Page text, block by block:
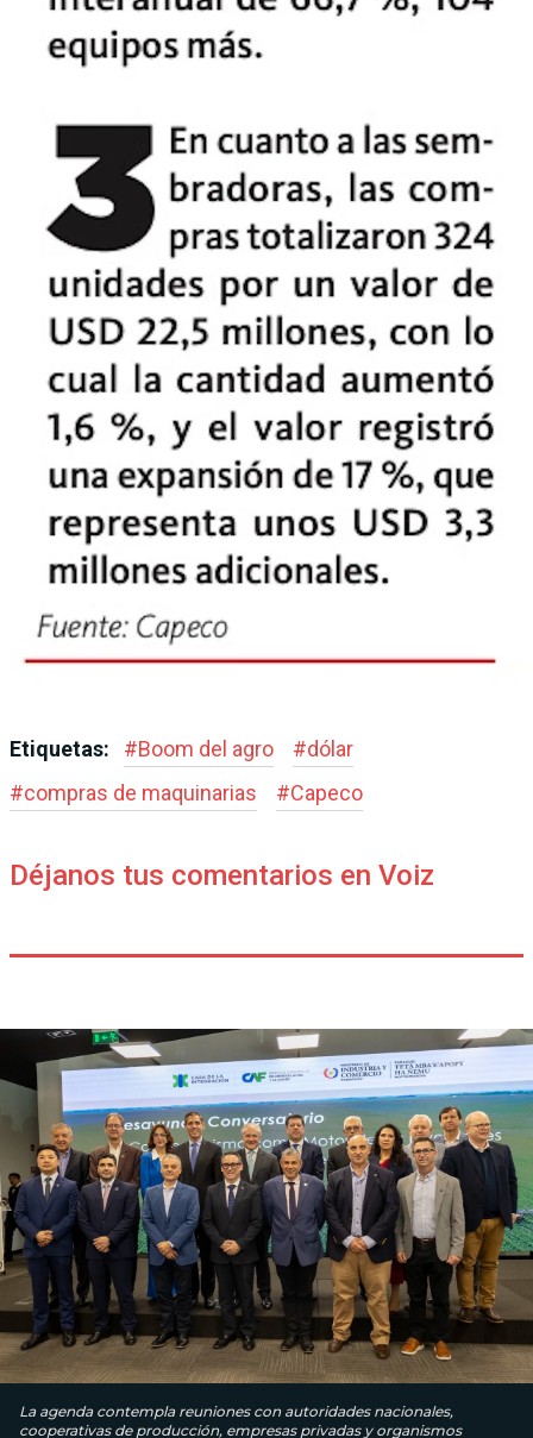
Etiquetas: #Boom del agro #dólar
#compras de maquinarias #Capeco
Déjanos tus comentarios en Voiz
La agenda contempla reuniones con autoridades nacionales,
cooperativas de producción, empresas privadas y organismos